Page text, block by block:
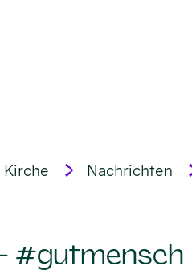
Nachrichten
#gutmensch